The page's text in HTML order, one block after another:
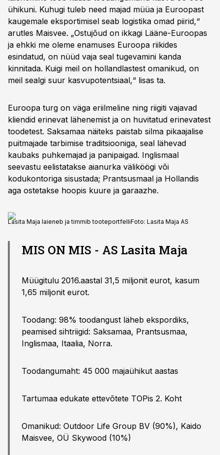
ühikuni. Kuhugi tuleb need majad müüa ja Euroopast
kaugemale eksportimisel seab logistika omad piirid,“
arutles Maisvee. „Ostujõud on ikkagi Lääne-Euroopas
ja ehkki me oleme enamuses Euroopa riikides
esindatud, on nüüd vaja seal tugevamini kanda
kinnitada. Kuigi meil on hollandlastest omanikud, on
meil sealgi suur kasvupotentsiaal,“ lisas ta.
Euroopa turg on väga eriilmeline ning riigiti vajavad
kliendid erinevat lähenemist ja on huvitatud erinevatest
toodetest. Saksamaa näiteks paistab silma pikaajalise
puitmajade tarbimise traditsiooniga, seal lähevad
kaubaks puhkemajad ja panipaigad. Inglismaal
seevastu eelistatakse aianurka väliköögi või
kodukontoriga sisustada; Prantsusmaal ja Hollandis
aga ostetakse hoopis kuure ja garaazhe.
Lasita Maja laieneb ja timmib tooteportfelliFoto: Lasita Maja AS
MIS ON MIS - AS Lasita Maja
Müügitulu 2016.aastal 31,5 miljonit eurot, kasum
1,65 miljonit eurot.
Toodang: 98% toodangust läheb ekspordiks,
peamised sihtriigid: Saksamaa, Prantsusmaa,
Inglismaa, Itaalia, Norra.
Toodangumaht: 45 000 majaühikut aastas
Tartumaa edukate ettevõtete TOPis 2. Koht
Omanikud: Outdoor Life Group BV (90%), Kaido
Maisvee, OÜ Skywood (10%)